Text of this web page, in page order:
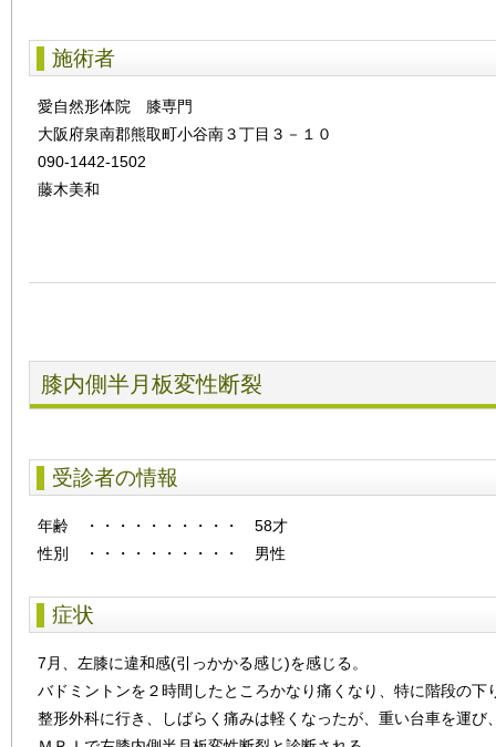
施術者
愛自然形体院 膝専門
大阪府泉南郡熊取町小谷南３丁目３－１０
090-1442-1502
藤木美和
膝内側半月板変性断裂
受診者の情報
年齢 ・・・・・・・・・・
58才
性別
・・・・・・・・・・ 男性
症状
7月、左膝に違和感(引っかかる感じ)を感じる。
バドミントンを２時間したところかなり痛くなり、特に階段の下
整形外科に行き、しばらく痛みは軽くなったが、重い台車を運び